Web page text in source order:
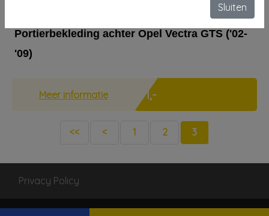
Portierbekleding achter Opel Vectra GTS ('02-
'09)
Meer informatie € 1,-
<< < 1 2 3
Privacy Policy
Sluiten